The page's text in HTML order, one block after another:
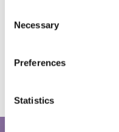
Selection
Necessary
Preferences
Statistics
Les flere nyheter